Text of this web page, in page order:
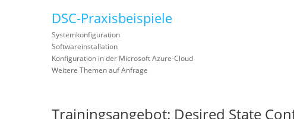
DSC-Praxisbeispiele
Systemkonfiguration
Softwareinstallation
Konfiguration in der Microsoft Azure-Cloud
Weitere Themen auf Anfrage
Trainingsangebot: Desired State